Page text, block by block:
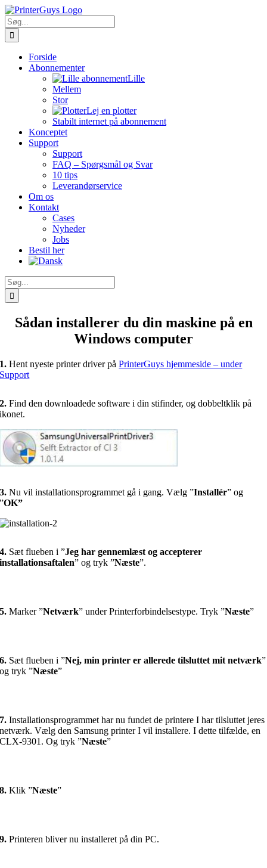
Skip
to
content
Søg
efter:
Forside
Abonnementer
Lille
Mellem
Stor
Lej en plotter
Stabilt internet på abonnement
Konceptet
Support
Support
FAQ – Spørgsmål og Svar
10 tips
Leverandørservice
Om os
Kontakt
Cases
Nyheder
Jobs
Bestil her
Søg
efter:
Sådan installerer du din maskine på en
Windows computer
1. Hent nyeste printer driver påPrinterGuys hjemmeside – under
Support
2.Find den downloadede software i din stifinder, og dobbeltklik på
ikonet.
3.Nu vil installationsprogrammet gå i gang. Vælg ”Installér” og
”OK”
4. Sæt flueben i ”Jeg har gennemlæst og accepterer
installationsaftalen” og tryk ”Næste”.
5.Marker ”Netværk” under Printerforbindelsestype. Tryk ”Næste”
6. Sæt flueben i ”Nej, min printer er allerede tilsluttet mit netværk”
og tryk ”Næste”
7.Installationsprogrammet har nu fundet de printere I har tilsluttet jeres
netværk. Vælg den Samsung printer I vil installere. I dette tilfælde, en
CLX-9301. Og tryk ”Næste”
8.Klik ”Næste”
9.Printeren bliver nu installeret på din PC.